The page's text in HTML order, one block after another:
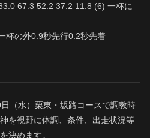
67.3 52.2 37.2 11.8 (6) 一杯に
杯の外0.9秒先行0.2秒先着
（水）栗東・坂路コースで調教時
を視野に体調、条件、出走状況等
決めます。